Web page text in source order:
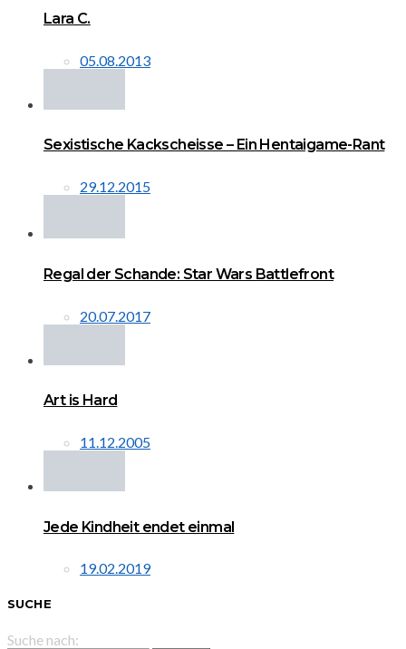
Lara C.
05.08.2013
Sexistische Kackscheisse – Ein Hentaigame-Rant
29.12.2015
Regal der Schande: Star Wars Battlefront
20.07.2017
Art is Hard
11.12.2005
Jede Kindheit endet einmal
19.02.2019
SUCHE
Suche nach: